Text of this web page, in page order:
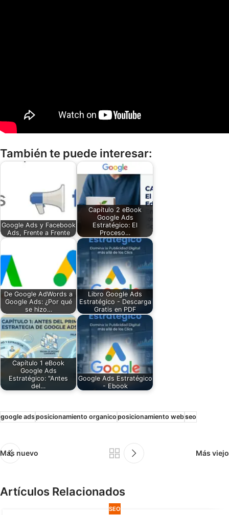
También te puede interesar:
Google Ads y Facebook
Ads, Frente a Frente
Capítulo 2 eBook
Google Ads
Estratégico: El
Proceso…
De Google AdWords a
Google Ads: ¿Por qué
se hizo…
Libro Google Ads
Estratégico - Descarga
Gratis en PDF
Capítulo 1 eBook
Google Ads
Estratégico: "Antes
del…
Google Ads Estratégico
- Ebook
google adsposicionamiento organico posicionamiento webseo
Más nuevo Más viejo
Artículos Relacionados
SEO